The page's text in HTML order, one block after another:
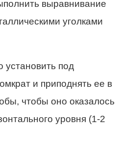
выравнивание
уголками
установить под
и приподнять ее в
чтобы оно оказалось
уровня (1-2